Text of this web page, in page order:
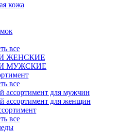
кожа
все
ЖЕНСКИЕ
МУЖСКИЕ
все
ассортимент для мужчин
ассортимент для женщин
все